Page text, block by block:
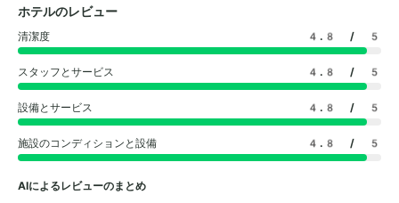
ホテルのレビュー
清潔度 4.8 / 5
スタッフとサービス 4.8 / 5
設備とサービス 4.8 / 5
施設のコンディションと設備 4.8 / 5
AIによるレビューのまとめ